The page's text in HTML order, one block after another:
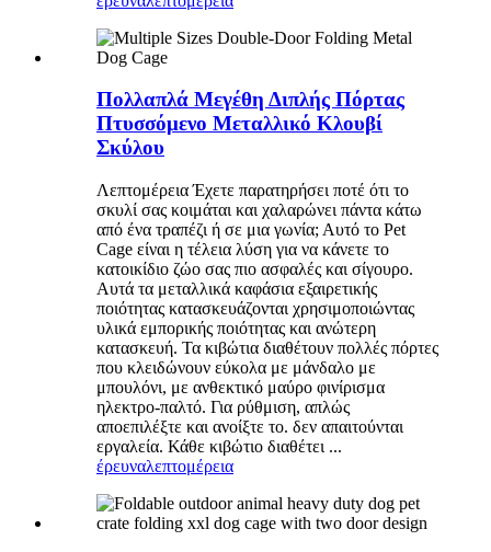
Πολλαπλά Μεγέθη Διπλής Πόρτας
Πτυσσόμενο Μεταλλικό Κλουβί
Σκύλου
Λεπτομέρεια Έχετε παρατηρήσει ποτέ ότι το
σκυλί σας κοιμάται και χαλαρώνει πάντα κάτω
από ένα τραπέζι ή σε μια γωνία; Αυτό το Pet
Cage είναι η τέλεια λύση για να κάνετε το
κατοικίδιο ζώο σας πιο ασφαλές και σίγουρο.
Αυτά τα μεταλλικά καφάσια εξαιρετικής
ποιότητας κατασκευάζονται χρησιμοποιώντας
υλικά εμπορικής ποιότητας και ανώτερη
κατασκευή. Τα κιβώτια διαθέτουν πολλές πόρτες
που κλειδώνουν εύκολα με μάνδαλο με
μπουλόνι, με ανθεκτικό μαύρο φινίρισμα
ηλεκτρο-παλτό. Για ρύθμιση, απλώς
αποεπιλέξτε και ανοίξτε το. δεν απαιτούνται
εργαλεία. Κάθε κιβώτιο διαθέτει ...
έρευναλεπτομέρεια